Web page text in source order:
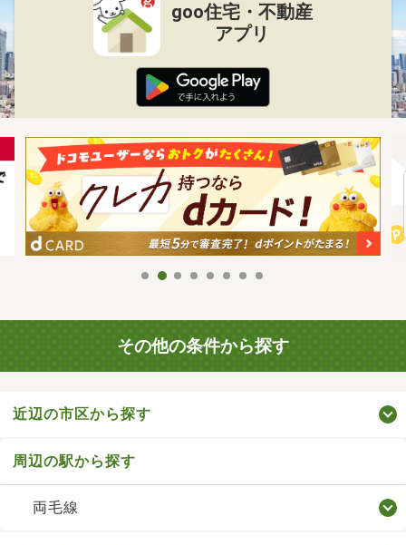
goo住宅・不動産
アプリ
その他の条件から探す
近辺の市区から探す
周辺の駅から探す
両毛線